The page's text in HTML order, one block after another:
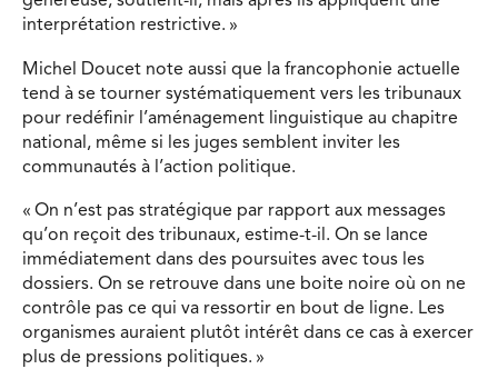
interprétation restrictive. »
Michel Doucet note aussi que la francophonie actuelle
tend à se tourner systématiquement vers les tribunaux
pour redéfinir l’aménagement linguistique au chapitre
national, même si les juges semblent inviter les
communautés à l’action politique.
« On n’est pas stratégique par rapport aux messages
qu’on reçoit des tribunaux, estime-t-il. On se lance
immédiatement dans des poursuites avec tous les
dossiers. On se retrouve dans une boite noire où on ne
contrôle pas ce qui va ressortir en bout de ligne. Les
organismes auraient plutôt intérêt dans ce cas à exercer
plus de pressions politiques. »